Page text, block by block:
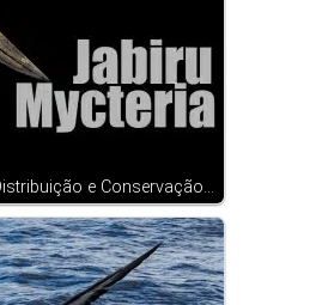
e Conservação…